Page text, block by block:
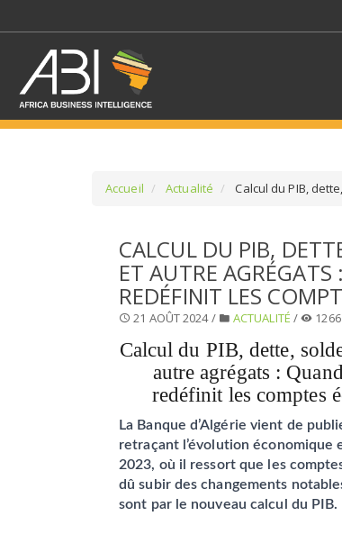
Accueil Actualité Calcul du PIB,
CALCUL DU PIB,
ET AUTRE
REDÉFINIT LES
21 AOÛT 2024 / ACTUALITÉ /
Calcul du PIB, dette,
autre agrégats :
redéfinit les comptes
La Banque d’Algérie vient de
retraçant l’évolution économique
2023, où il ressort que les
dû subir des changements
sont par le nouveau calcul du PIB.